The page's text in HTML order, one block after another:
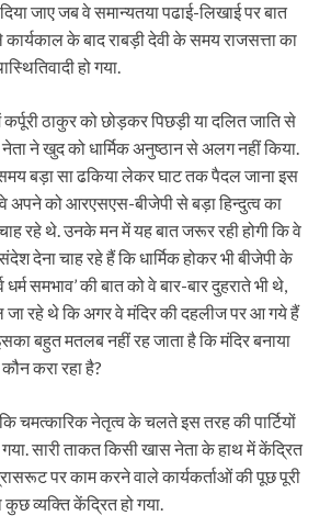
जाए जब वे समान्यतया पढाई-लिखाई पर बात
के बाद राबड़ी देवी के समय राजसत्ता का
हो गया.
कर्पूरी ठाकुर को छोड़कर पिछड़ी या दलित जाति से
ने खुद को धार्मिक अनुष्ठान से अलग नहीं किया.
बड़ा सा ढकिया लेकर घाट तक पैदल जाना इस
अपने को आरएसएस-बीजेपी से बड़ा हिन्दुत्व का
रहे थे. उनके मन में यह बात जरूर रही होगी कि वे
देना चाह रहे हैं कि धार्मिक होकर भी बीजेपी के
धर्म समभाव’ की बात को वे बार-बार दुहराते भी थे,
रहे थे कि अगर वे मंदिर की दहलीज पर आ गये हैं
बहुत मतलब नहीं रह जाता है कि मंदिर बनाया
करा रहा है?
चमत्कारिक नेतृत्व के चलते इस तरह की पार्टियों
सारी ताकत किसी खास नेता के हाथ में केंद्रित
पर काम करने वाले कार्यकर्ताओं की पूछ पूरी
कुछ व्यक्ति केंद्रित हो गया.